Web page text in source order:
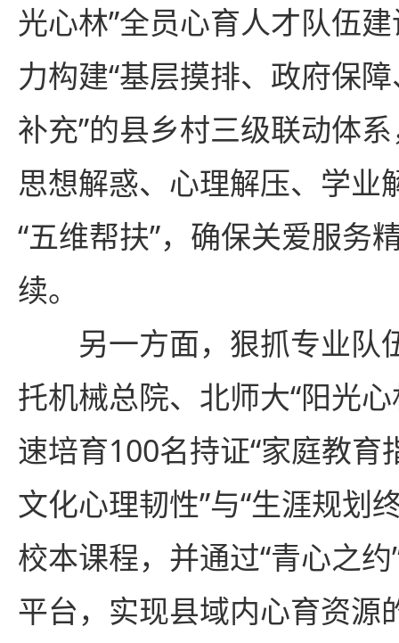
光心林”全员心育人才队伍
力构建“基层摸排、政府保
补充”的县乡村三级联动体
思想解惑、心理解压、学业
“五维帮扶”，确保关爱服务
续。
另一方面，狠抓专业队
托机械总院、北师大“阳光
速培育100名持证“家庭教育
文化心理韧性”与“生涯规划
校本课程，并通过“青心之
平台，实现县域内心育资源